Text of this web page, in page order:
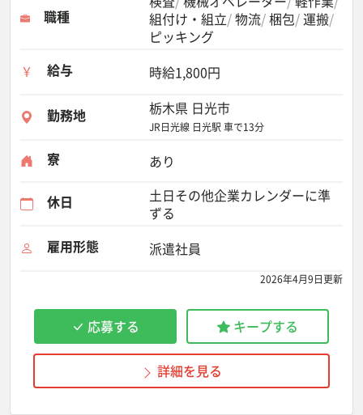
職種
組付け・組立 物流 梱包 運搬
ピッキング
給与
時給1,800円
勤務地 栃木県 日光市
JR日光線 日光駅 車で13分
寮 あり
休日
土日その他企業カレンダーに準
ずる
雇用形態
派遣社員
2026年4月9日更新
応募する キープする
詳細を見る